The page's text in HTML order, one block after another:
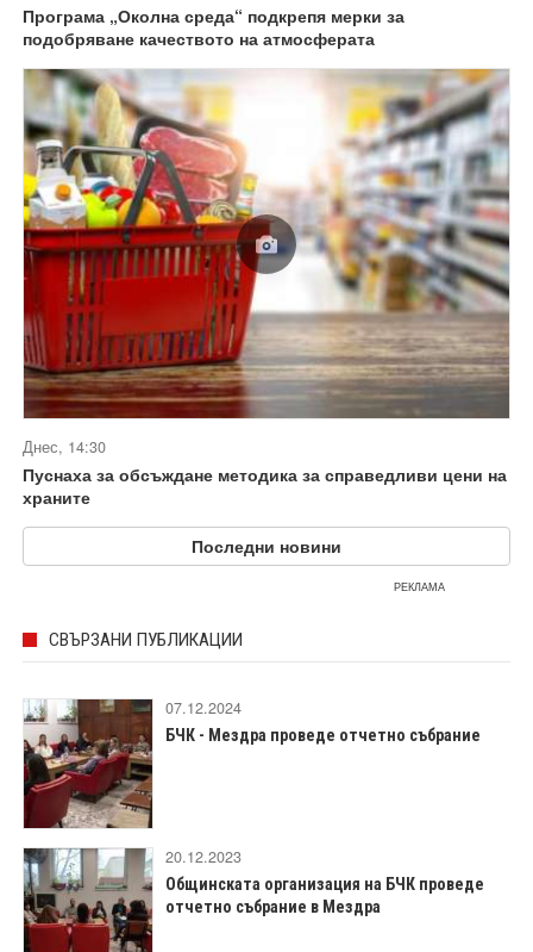
Програма „Околна среда“ подкрепя мерки за
подобряване качеството на атмосферата
Днес, 14:30
Пуснаха за обсъждане методика за справедливи цени на
храните
Последни новини
РЕКЛАМА
СВЪРЗАНИ ПУБЛИКАЦИИ
07.12.2024
БЧК - Мездра проведе отчетно събрание
20.12.2023
Общинската организация на БЧК проведе
отчетно събрание в Мездра